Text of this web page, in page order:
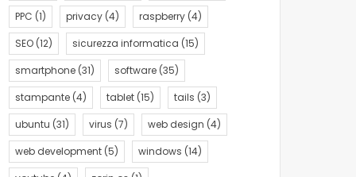
PPC (1) privacy(4) raspberry(4)
SEO(12) sicurezza informatica (15)
smartphone(31) software(35)
stampante(4) tablet(15) tails (3)
ubuntu (31) virus (7) web design (4)
web development(5) windows (14)